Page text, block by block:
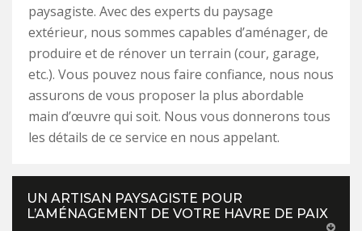
paysagiste. Avec des experts du paysage
extérieur, nous sommes capables d’aménager, de
produire et de rénover un terrain (cour, garage,
etc.). Vous pouvez nous faire confiance, nous nous
assurons de vous proposer la plus abordable
main d’œuvre qui soit. Nous vous donnerons tous
les détails de ce service en nous appelant.
UN ARTISAN PAYSAGISTE POUR
L’AMÉNAGEMENT DE VOTRE HAVRE DE PAIX